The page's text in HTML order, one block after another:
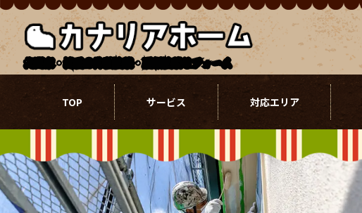
北関東・埼玉の外壁塗装・屋根塗装リフォーム
TOP サービス 対応エリア